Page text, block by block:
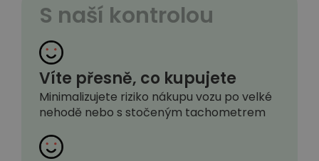
S naší kontrolou
Víte přesně, co kupujete
Minimalizujete riziko nákupu vozu po velké
nehodě nebo s stočeným tachometrem